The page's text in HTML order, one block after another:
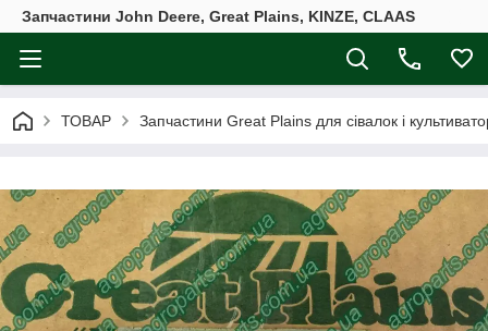
Запчастини John Deere, Great Plains, KINZE, CLAAS
ТОВАР Запчастини Great Plains для сівалок і